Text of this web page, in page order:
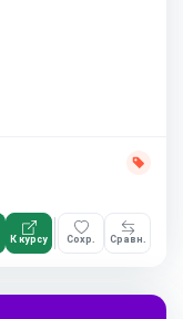
К курсу Сохр. Сравн.